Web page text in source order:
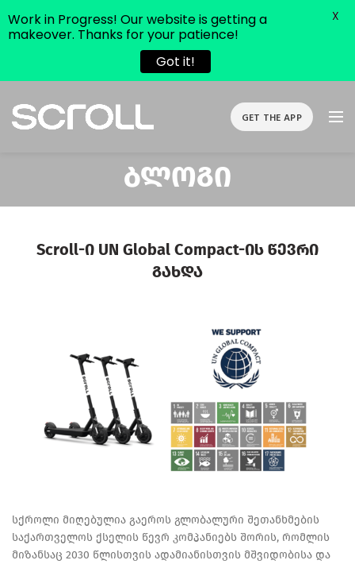
GET THE APP
Ბლოგი
Scroll-Ი UN Global Compact-Ის Წევრი
Გახდა
სქროლი მიღებულია გაეროს გლობალური შეთანხმების
საქართველოს ქსელის წევრ კომპანიებს შორის, რომლის
მიზანსაც 2030 წლისთვის ადამიანისთვის მშვიდობისა და
Work in Progress! Our website is getting a
makeover. Thanks for your patience!
Got it!
X